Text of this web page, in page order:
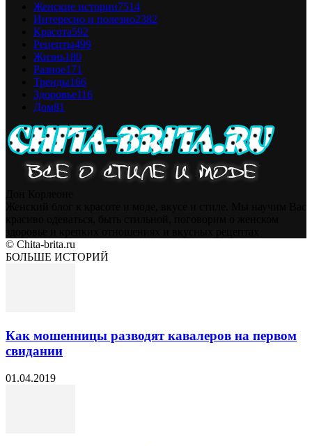
Женские истории7514
Интересно и полезно2382
Красота592
Рецепты499
Жизнь180
Разное171
Тренды166
Здоровье116
Дом81
© Chita-brita.ru
БОЛЬШЕ ИСТОРИЙ
Как мошенницы разводят кавалеров на первом
свидании
01.04.2019